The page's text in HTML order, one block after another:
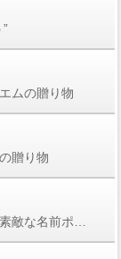
ムの贈り物
贈り物
オフィスやお店に飾っていただける素敵な名前ポエム